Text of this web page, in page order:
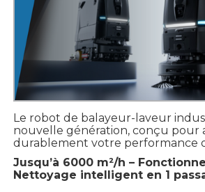
Le robot de balayeur-laveur
nouvelle génération, conçu pour
durablement votre performance
Jusqu’à 6000 m²/h –
Nettoyage intelligent en 1